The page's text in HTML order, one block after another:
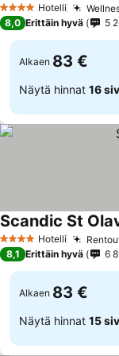
4 Tähtiluokitus
Hotelli
8,0 Erittäin hyvä 5
Alkaen 83 €
Näytä hinnat 16
4 Tähtiluokitus
Hotelli
Scandic St
8,1 Erittäin hyvä 6
Alkaen 83 €
Näytä hinnat 15